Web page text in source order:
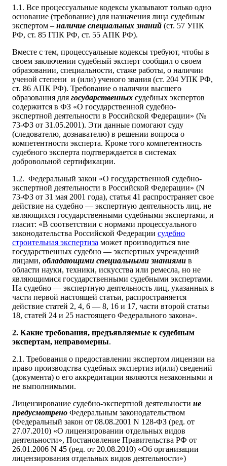
1.1. Все процессуальные кодексы указывают только одно
основание (требование) для назначения лица судебным
экспертом – наличие специальных знаний (ст. 57 УПК
РФ, ст. 85 ГПК РФ, ст. 55 АПК РФ).
Вместе с тем, процессуальные кодексы требуют, чтобы в
своем заключении судебный эксперт сообщил о своем
образовании, специальности, стаже работы, о наличии
ученой степени и (или) ученого звания (ст. 204 УПК РФ,
ст. 86 АПК РФ). Требование о наличии высшего
образования для государственных судебных экспертов
содержится в ФЗ «О государственной судебно-
экспертной деятельности в Российской Федерации» (№
73-ФЗ от 31.05.2001). Эти данные помогают суду
(следователю, дознавателю) в решении вопроса о
компетентности эксперта. Кроме того компетентность
судебного эксперта подтверждается в системах
добровольной сертификации.
1.2. Федеральный закон «О государственной судебно-
экспертной деятельности в Российской Федерации» (N
73-ФЗ от 31 мая 2001 года), статья 41 распространяет свое
действие на судебно — экспертную деятельность лиц, не
являющихся государственными судебными экспертами, и
гласит: «В соответствии с нормами процессуального
законодательства Российской Федерации судебно
строительная экспертиза может производиться вне
государственных судебно — экспертных учреждений
лицами, обладающими специальными знаниями в
области науки, техники, искусства или ремесла, но не
являющимися государственными судебными экспертами.
На судебно — экспертную деятельность лиц, указанных в
части первой настоящей статьи, распространяется
действие статей 2, 4, 6 — 8, 16 и 17, части второй статьи
18, статей 24 и 25 настоящего Федерального закона».
2. Какие требования, предъявляемые к судебным
экспертам, неправомерны.
2.1. Требования о предоставлении экспертом лицензии на
право производства судебных экспертиз и(или) сведений
(документа) о его аккредитации являются незаконными и
не выполнимыми.
Лицензирование судебно-экспертной деятельности не
предусмотрено Федеральным законодательством
(Федеральный закон от 08.08.2001 N 128-ФЗ (ред. от
27.07.2010) «О лицензировании отдельных видов
деятельности», Постановление Правительства РФ от
26.01.2006 N 45 (ред. от 20.08.2010) «Об организации
лицензирования отдельных видов деятельности»)